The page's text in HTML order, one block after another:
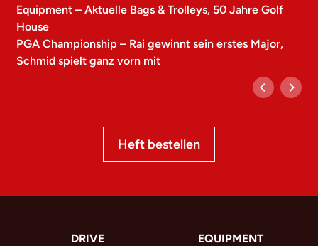
Equipment – Aktuelle Bags & Trolleys, 50 Jahre Golf
House
PGA Championship – Rai gewinnt sein erstes Major,
Schmid spielt ganz vorn mit
Heft bestellen
DRIVE EQUIPMENT